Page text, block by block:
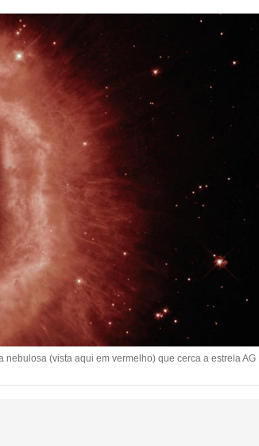
(vista aqui em vermelho) que cerca a estrela AG